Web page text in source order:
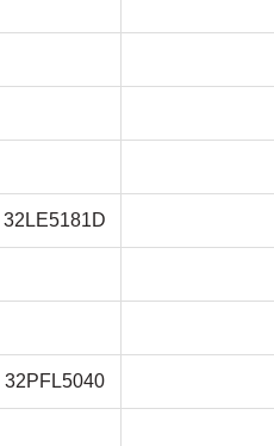
32LE5181D
32PFL5040